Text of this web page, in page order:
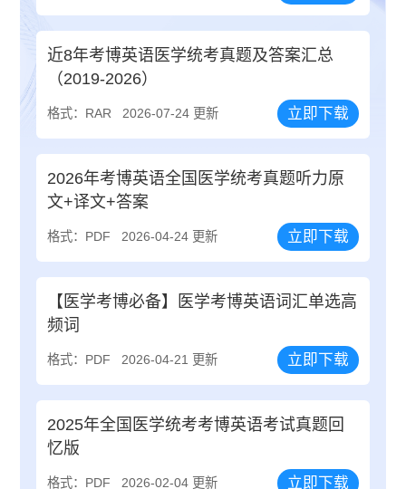
近8年考博英语医学统考真题及答案汇总
（2019-2026）
格式：RAR 2026-07-24 更新 立即下载
2026年考博英语全国医学统考真题听力原
文+译文+答案
格式：PDF 2026-04-24 更新 立即下载
【医学考博必备】医学考博英语词汇单选高
频词
格式：PDF 2026-04-21 更新 立即下载
2025年全国医学统考考博英语考试真题回
忆版
格式：PDF 2026-02-04 更新 立即下载